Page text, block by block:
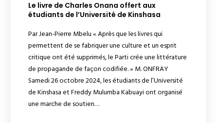
Le livre de Charles Onana offert aux
étudiants de l’Université de Kinshasa
Par Jean-Pierre Mbelu « Après que les livres qui
permettent de se fabriquer une culture et un esprit
critique ont été supprimés, le Parti crée une littérature
de propagande de façon codifiée. » M. ONFRAY
Samedi 26 octobre 2024, les étudiants de l’Université
de Kinshasa et Freddy Mulumba Kabuayi ont organisé
une marche de soutien…